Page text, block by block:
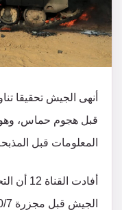
أنهى الجيش تحقيقا
قبل هجوم حماس،
المعلومات قبل
أفادت